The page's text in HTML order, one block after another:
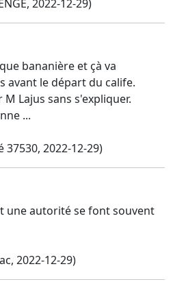
2022-12-29)
bananière et çà va
avant le départ du calife.
Lajus sans s'expliquer.
...
37530, 2022-12-29)
une autorité se font souvent
2022-12-29)